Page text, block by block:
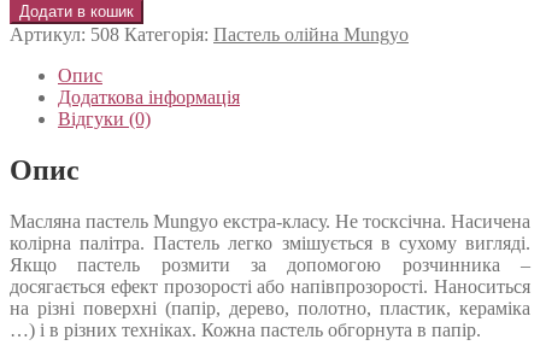
Додати в кошик
Артикул: 508 Категорія: Пастель олійна Mungyo
Опис
Додаткова інформація
Відгуки (0)
Опис
Масляна пастель Mungyo екстра-класу. Не тосксічна. Насичена
колірна палітра. Пастель легко змішується в сухому вигляді.
Якщо пастель розмити за допомогою розчинника –
досягається ефект прозорості або напівпрозорості. Наноситься
на різні поверхні (папір, дерево, полотно, пластик, кераміка
…) і в різних техніках. Кожна пастель обгорнута в папір.